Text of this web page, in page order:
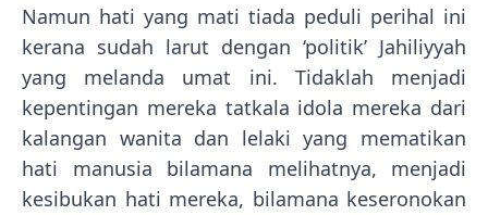
Namun hati yang mati tiada peduli perihal ini
kerana sudah larut dengan ‘politik’ Jahiliyyah
yang melanda umat ini. Tidaklah menjadi
kepentingan mereka tatkala idola mereka dari
kalangan wanita dan lelaki yang mematikan
hati manusia bilamana melihatnya, menjadi
kesibukan hati mereka, bilamana keseronokan